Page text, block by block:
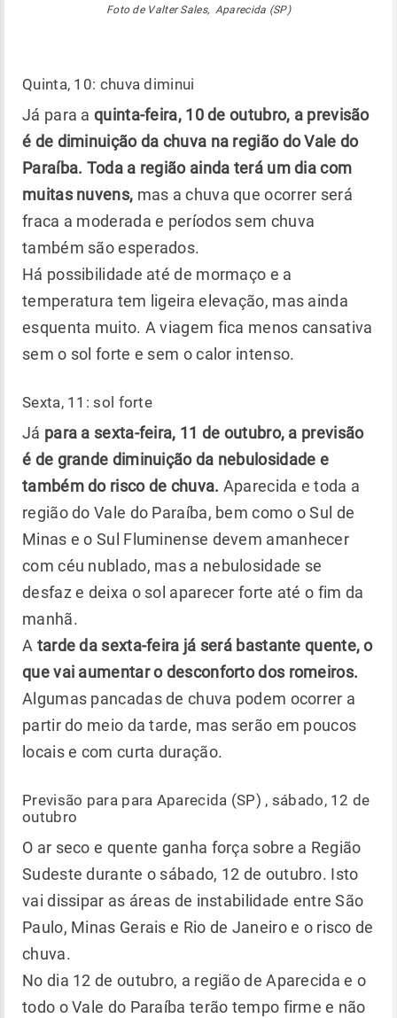
Foto de Valter Sales, Aparecida (SP)
Quinta, 10: chuva diminui
Já para a quinta-feira, 10 de outubro, a previsão
é de diminuição da chuva na região do Vale do
Paraíba. Toda a região ainda terá um dia com
muitas nuvens, mas a chuva que ocorrer será
fraca a moderada e períodos sem chuva
também são esperados.
Há possibilidade até de mormaço e a
temperatura tem ligeira elevação, mas ainda
esquenta muito. A viagem fica menos cansativa
sem o sol forte e sem o calor intenso.
Sexta, 11: sol forte
Já para a sexta-feira, 11 de outubro, a previsão
é de grande diminuição da nebulosidade e
também do risco de chuva. Aparecida e toda a
região do Vale do Paraíba, bem como o Sul de
Minas e o Sul Fluminense devem amanhecer
com céu nublado, mas a nebulosidade se
desfaz e deixa o sol aparecer forte até o fim da
manhã.
A tarde da sexta-feira já será bastante quente, o
que vai aumentar o desconforto dos romeiros.
Algumas pancadas de chuva podem ocorrer a
partir do meio da tarde, mas serão em poucos
locais e com curta duração.
Previsão para para Aparecida (SP) , sábado, 12 de
outubro
O ar seco e quente ganha força sobre a Região
Sudeste durante o sábado, 12 de outubro. Isto
vai dissipar as áreas de instabilidade entre São
Paulo, Minas Gerais e Rio de Janeiro e o risco de
chuva.
No dia 12 de outubro, a região de Aparecida e o
todo o Vale do Paraíba terão tempo firme e não